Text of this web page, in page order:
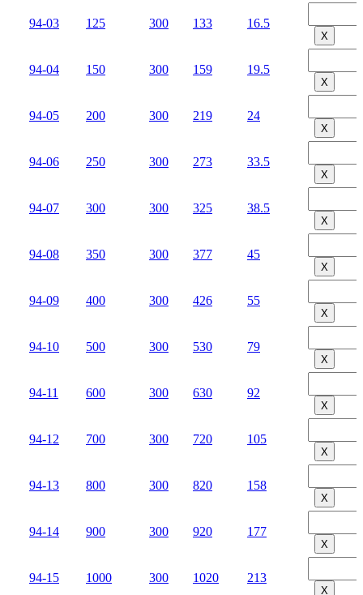
94-03 125 300 133 16.5
Х
94-04 150 300 159 19.5
Х
94-05 200 300 219 24
Х
94-06 250 300 273 33.5
Х
94-07 300 300 325 38.5
Х
94-08 350 300 377 45
Х
94-09 400 300 426 55
Х
94-10 500 300 530 79
Х
94-11 600 300 630 92
Х
94-12 700 300 720 105
Х
94-13 800 300 820 158
Х
94-14 900 300 920 177
Х
94-15 1000 300 1020 213
Х